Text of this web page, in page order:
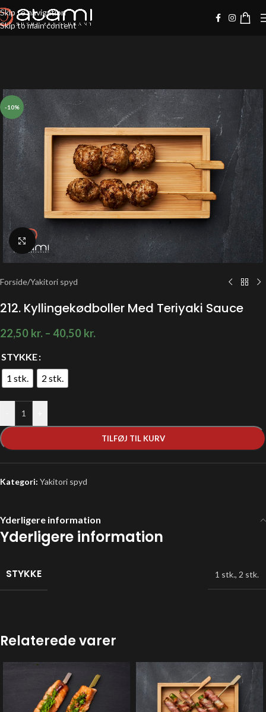
Skip to navigation
Skip to main content
-10%
Klik for at forstørre
Forside/Yakitori spyd
212. Kyllingekødboller Med Teriyaki Sauce
22,50 kr. – 40,50 kr.
STYKKE
1 stk.
2 stk.
TILFØJ TIL KURV
Kategori: Yakitori spyd
Yderligere information
Yderligere information
STYKKE 1 stk., 2 stk.
Relaterede varer